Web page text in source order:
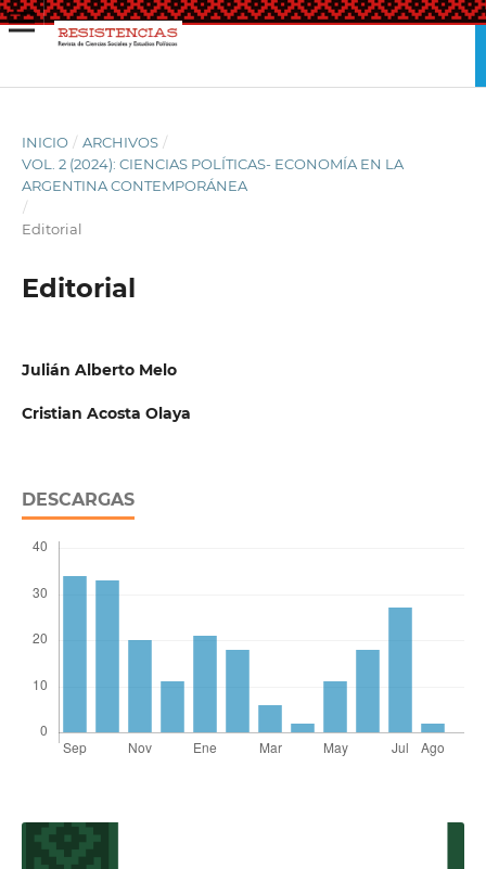
INICIO / ARCHIVOS /
VOL. 2 (2024): CIENCIAS POLÍTICAS- ECONOMÍA EN LA
ARGENTINA CONTEMPORÁNEA
/
Editorial
Editorial
Julián Alberto Melo
Cristian Acosta Olaya
DESCARGAS